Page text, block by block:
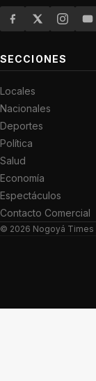
SECCIONES
Locales
Nacionales
Deportes
Política
Salud
Economía
Espectáculos
Contacto Comercial
© 2026 Nogoyá Times